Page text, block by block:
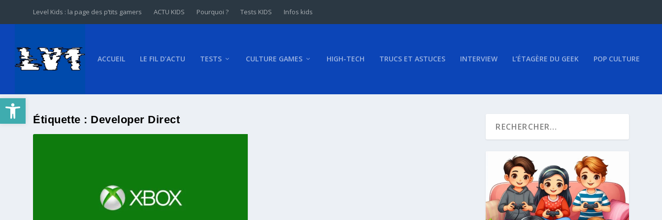
Ouvrir la barre d’outils
Level Kids : la page des p’tits gamers ACTU KIDS Pourquoi ? Tests KIDS Infos kids
ACCUEIL LE FIL D’ACTU TESTS CULTURE GAMES HIGH-TECH TRUCS ET ASTUCES INTERVIEW L’ÉTAGÈRE DU GEEK POP CULTURE
Étiquette : Developer Direct